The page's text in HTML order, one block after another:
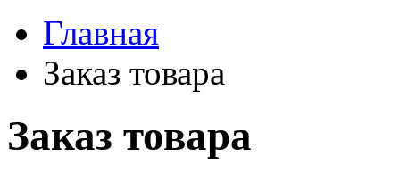
Главная
Заказ товара
Заказ товара